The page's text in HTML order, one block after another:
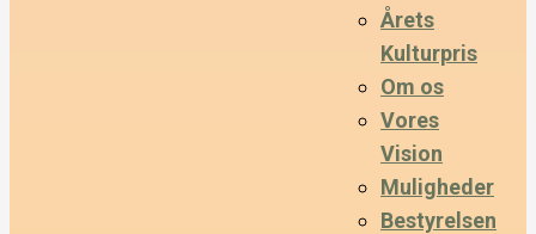
Årets
Kulturpris
Om os
Vores
Vision
Muligheder
Bestyrelsen